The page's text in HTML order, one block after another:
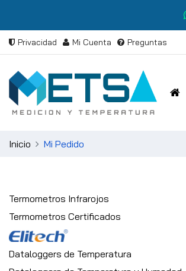
Privacidad Mi Cuenta Preguntas
Inicio Mi Pedido
Termometros Infrarojos
Termometros Certificados
Dataloggers de Temperatura